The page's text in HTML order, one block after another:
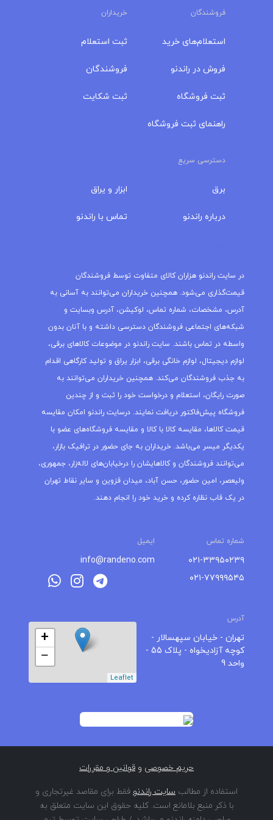
فروشندگان خریداران
استعلام‌های خرید
فروش در راندنو
ثبت فروشگاه
راهنمای ثبت فروشگاه
ثبت استعلام
فروشندگان
ثبت شکایت
دسترسی سریع
برق
درباره‌ راندنو
ابزار و یراق
تماس با راندنو
در سایت راندنو هزاران کالای متفاوت توسط فروشندگان
قیمت‌گذاری می‌شود. همچنین خریداران می‌توانند به آسانی به
آدرس، مشخصات، شماره تماس، لوکیشن، آدرس وبسایت و
شبکه‌های اجتماعی فروشندگان دسترسی داشته و با آنان بدون
واسطه در تماس باشند. سایت راندنو در موضوعات کالاهای برقی،
لوازم دیجیتال، لوازم خانگی برقی، ابزار یراق و تولید کارگاهی اقدام
به جذب فروشندگان می‌کند. همچنین خریداران می‌توانند به
صورت رایگان، استعلام و درخواست خود را ثبت و از چندین
فروشگاه پیش‌فاکتور دریافت نمایند. درسایت راندنو امکان مقایسه
قیمت کالاها، مقایسه کالا با کالا و مقایسه فروشگاه‌های عضو با
یکدیگر میسر می‌باشد. خریداران به جای حضور در ترافیک بازار،
می‌توانند فروشندگان و کالاهایشان را درخیابان‌های لاله‌زار، جمهوری،
ولیعصر، امین حضور، حسن آباد، میدان قزوین و سایر نقاط تهران
در یک قاب نظاره کرده و خرید خود را انجام دهند.
شماره تماس ایمیل
۰۲۱-۳۳۹۵۰۲۳۹
۰۲۱-۷۷۹۹۹۵۴۵
info@randeno.com
آدرس
تهران - خیابان سپهسالار -
کوچه آزادیخواه - پلاک 55 -
واحد 9
+
−
Leaflet
حریم خصوصی و قوانین و مقررات
استفاده از مطالب سایت راندنو فقط برای مقاصد غیرتجاری و
با ذکر منبع بلامانع است. کلیه حقوق این سایت متعلق به